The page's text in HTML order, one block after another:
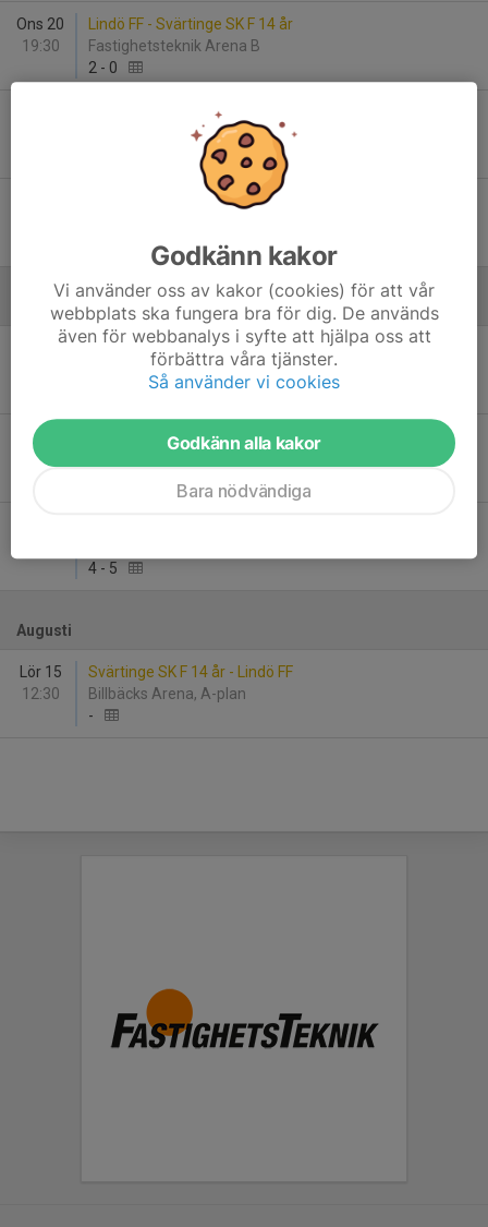
Ons 20
19:30
Lindö FF - Svärtinge SK F 14 år
Fastighetsteknik Arena B
2 - 0
Krokeks IF Flickor 2011-2013 - Lindö FF
Lindö FF - Smedby AIS F2012 Svart
Sön 7
Västra Husby IF F12 - Lindö FF
Hylingevallen
Ons 10
19:30
Lindö FF - Söderköpings IK F2012-13
4 - 5
Augusti
Lör 15
12:30
Svärtinge SK F 14 år - Lindö FF
Billbäcks Arena, A-plan
-
Godkänn kakor
Vi använder oss av kakor (cookies) för att vår
webbplats ska fungera bra för dig. De används
även för webbanalys i syfte att hjälpa oss att
förbättra våra tjänster.
Så använder vi cookies
Godkänn alla kakor
Bara nödvändiga